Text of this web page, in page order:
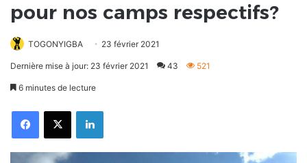
pour nos camps respectifs?
TOGONYIGBA 23 février 2021
Dernière mise à jour: 23 février 2021 43 521
6 minutes de lecture
FacebookX Linkedin